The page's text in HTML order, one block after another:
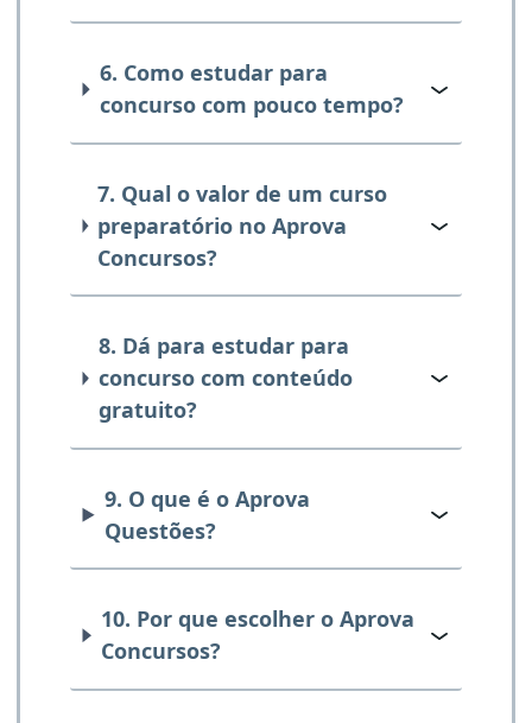
6. Como estudar para
concurso com pouco tempo?
7. Qual o valor de um curso
preparatório no Aprova
Concursos?
8. Dá para estudar para
concurso com conteúdo
gratuito?
9. O que é o Aprova
Questões?
10. Por que escolher o Aprova
Concursos?